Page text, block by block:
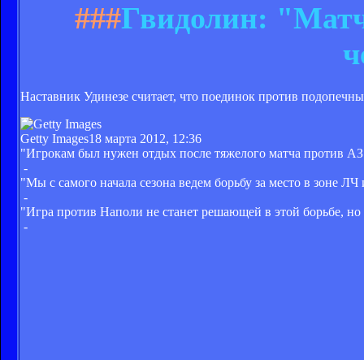
###Гвидолин:
Наставник Удинезе считает, что поединок против
Getty Images18 марта 2012, 12:36
"Игрокам был нужен отдых после тяжелого матча против
-
"Мы с самого начала сезона ведем борьбу за место в зоне
-
"Игра против Наполи не станет решающей в этой борьбе,
-